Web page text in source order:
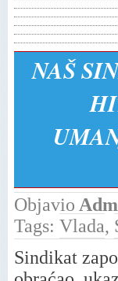
NAŠ
Objavio
Tags: Vlada,
Sindikat